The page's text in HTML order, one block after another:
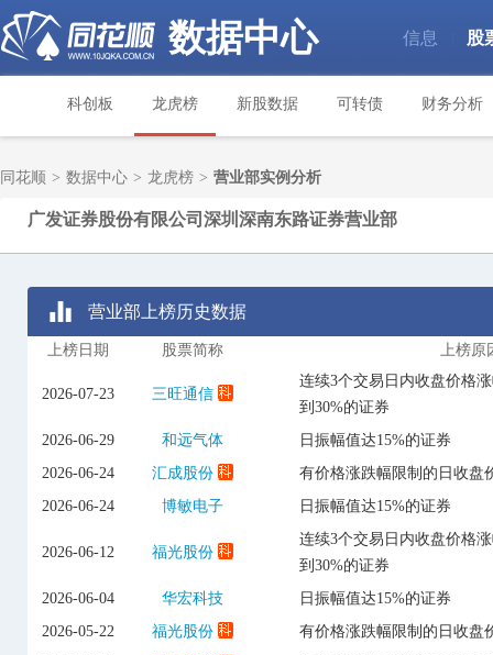
数据中心 信息 股
科创板 龙虎榜 新股数据 可转债 财务分析
同花顺 > 数据中心 > 龙虎榜 > 营业部实例分析
广发证券股份有限公司深圳深南东路证券营业部
营业部上榜历史数据
上榜日期 股票简称 上榜原
2026-07-23 三旺通信
连续3个交易日内收盘价格
到30%的证券
2026-06-29
和远气体
日振幅值达15%的证券
2026-06-24
汇成股份
有价格涨跌幅限制的日收盘
2026-06-24
博敏电子 日振幅值达15%的证券
2026-06-12 福光股份
连续3个交易日内收盘价格
到30%的证券
2026-06-04
华宏科技
日振幅值达15%的证券
2026-05-22
福光股份
有价格涨跌幅限制的日收盘